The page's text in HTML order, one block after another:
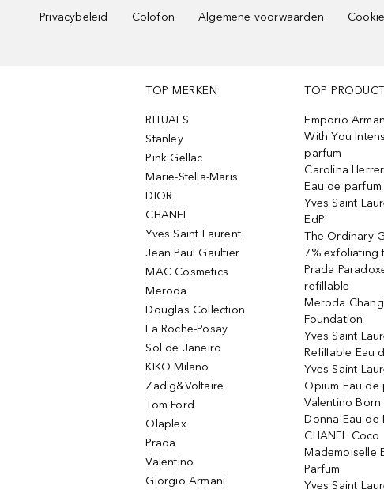
Privacybeleid Colofon Algemene voorwaarden
TOP MERKEN
RITUALS
Stanley
Pink Gellac
Marie-Stella-Maris
DIOR
CHANEL
Yves Saint Laurent
Jean Paul Gaultier
MAC Cosmetics
Meroda
Douglas Collection
La Roche-Posay
Sol de Janeiro
KIKO Milano
Zadig&Voltaire
Tom Ford
Olaplex
Prada
Valentino
Giorgio Armani
TOP
Emporio
With You
parfum
Carolina
Eau de parfum
Yves Saint
EdP
The Ordinary
7% exfoliating
Prada
refillable
Meroda
Foundation
Yves Saint
Refillable Eau
Yves Saint
Opium Eau de
Valentino Born
Donna Eau de
CHANEL Coco
Mademoiselle
Parfum
Yves Saint